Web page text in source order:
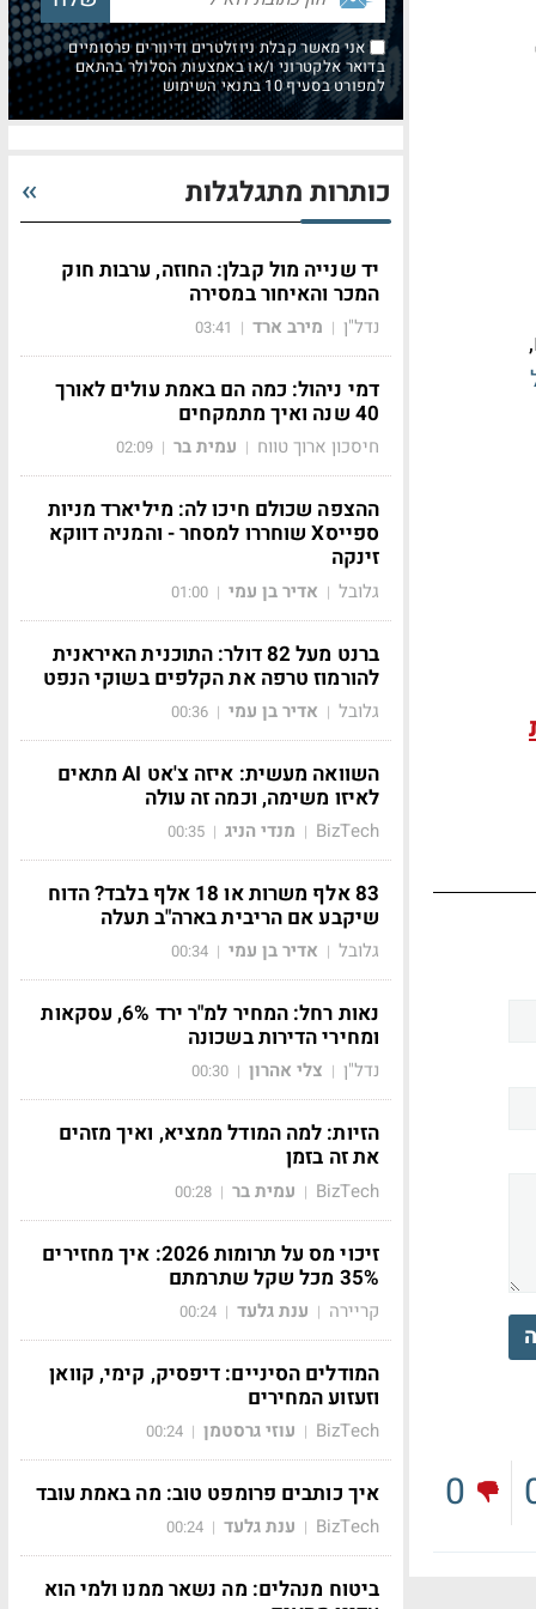
0
אני מאשר קבלת ניוזלטרים ודיוורים פרסומיים
בדואר אלקטרוני ו/או באמצעות הסלולר בהתאם
למפורט בסעיף 10 בתנאי השימוש
כותרות מתגלגלות
יד שנייה מול קבלן: החוזה, ערבות חוק
המכר והאיחור במסירה
נדל"ן | מירב ארד |
03:41
דמי ניהול: כמה הם באמת עולים לאורך
40 שנה ואיך מתמקחים
חיסכון ארוך טווח | עמית בר |
02:09
ההצפה שכולם חיכו לה: מיליארד מניות
ספייסX שוחררו למסחר - והמניה דווקא
זינקה
גלובל | אדיר בן עמי |
01:00
ברנט מעל 82 דולר: התוכנית האיראנית
להורמוז טרפה את הקלפים בשוקי הנפט
גלובל | אדיר בן עמי |
00:36
השוואה מעשית: איזה צ'אט AI מתאים
לאיזו משימה, וכמה זה עולה
BizTech
| מנדי הניג |
00:35
83 אלף משרות או 18 אלף בלבד? הדוח
שיקבע אם הריבית בארה"ב תעלה
גלובל | אדיר בן עמי |
00:34
נאות רחל: המחיר למ"ר ירד 6%, עסקאות
ומחירי הדירות בשכונה
נדל"ן | צלי אהרון |
00:30
הזיות: למה המודל ממציא, ואיך מזהים
את זה בזמן
BizTech
| עמית בר |
00:28
זיכוי מס על תרומות 2026: איך מחזירים
35% מכל שקל שתרמתם
קריירה | ענת גלעד |
00:24
המודלים הסיניים: דיפסיק, קימי, קוואן
וזעזוע המחירים
BizTech
| עוזי גרסטמן |
00:24
איך כותבים פרומפט טוב: מה באמת עובד
BizTech
| ענת גלעד |
00:24
ביטוח מנהלים: מה נשאר ממנו ולמי הוא